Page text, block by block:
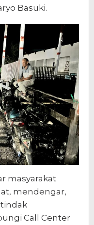
Basuki.
masyarakat
mendengar,
Call Center